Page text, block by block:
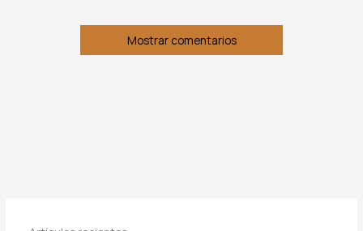
Mostrar comentarios